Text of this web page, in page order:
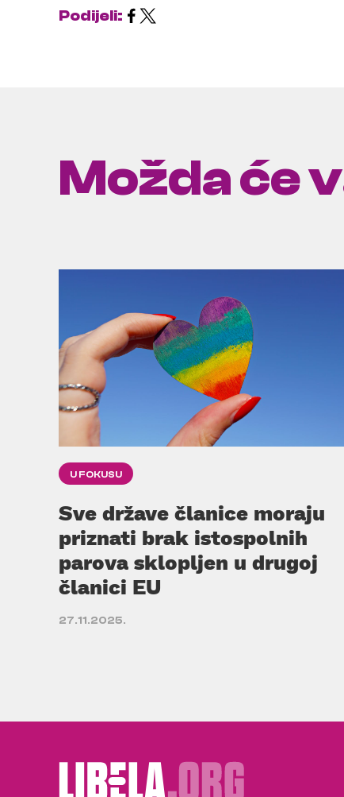
Podijeli:
Možda će
U FOKUSU
Sve države članice moraju
priznati brak istospolnih
parova sklopljen u drugoj
članici EU
27.11.2025.